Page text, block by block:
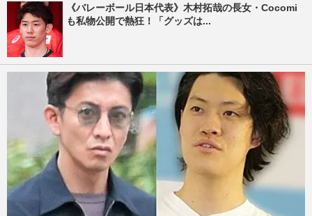
《バレーボール日本代表》木村拓哉の長女・Cocomi
も私物公開で熱狂！「グッズは...